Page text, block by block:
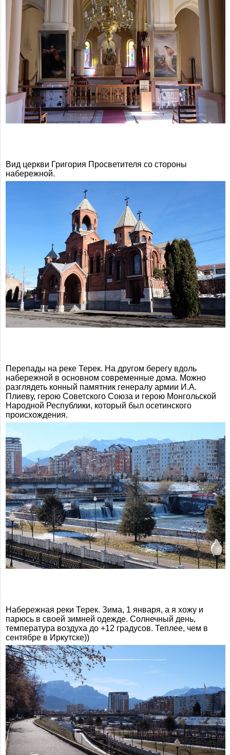
Вид церкви Григория Просветителя со стороны
набережной.
Перепады на реке Терек. На другом берегу вдоль
набережной в основном современные дома. Можно
разглядеть конный памятник генералу армии И.А.
Плиеву, герою Советского Союза и герою Монгольской
Народной Республики, который был осетинского
происхождения.
Набережная реки Терек. Зима, 1 января, а я хожу и
парюсь в своей зимней одежде. Солнечный день,
температура воздуха до +12 градусов. Теплее, чем в
сентябре в Иркутске))